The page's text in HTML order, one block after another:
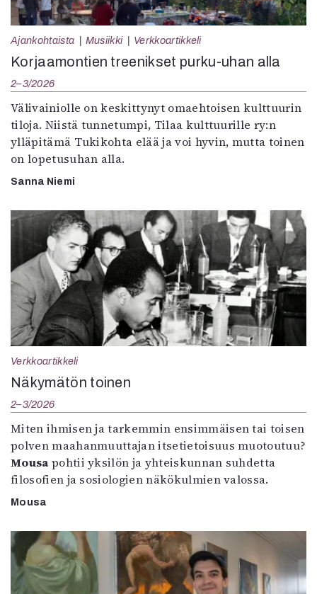
Ajankohtaista Musiikki Verkkoartikkeli
Korjaamontien treenikset purku-uhan alla
2–3/2026
Välivainiolle on keskittynyt omaehtoisen kulttuurin
tiloja. Niistä tunnetumpi, Tilaa kulttuurille ry:n
ylläpitämä Tukikohta elää ja voi hyvin, mutta toinen
on lopetusuhan alla.
Sanna Niemi
Verkkoartikkeli
Näkymätön toinen
2–3/2026
Miten ihmisen ja tarkemmin ensimmäisen tai toisen
polven maahanmuuttajan itsetietoisuus muotoutuu?
Mousa pohtii yksilön ja yhteiskunnan suhdetta
filosofien ja sosiologien näkökulmien valossa.
Mousa